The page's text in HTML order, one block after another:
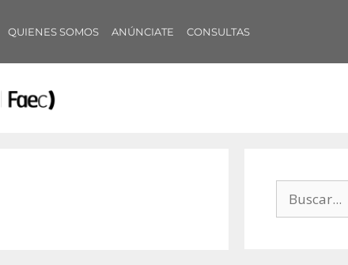
QUIENES SOMOS ANÚNCIATE CONSULTAS